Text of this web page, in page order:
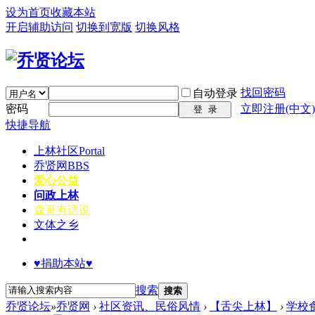
设为首页收藏本站
开启辅助访问 切换到宽版 切换风格
自动登录 找回密码
密码
登 录
立即注册(中文)
快捷导航
上林社区Portal
乔贤网BBS
爱心公益
问政上林
森哥有话说
文体之乡
♥捐助本站♥
搜索 搜索
乔贤论坛»乔贤网 › 社区资讯、民俗风情 › 【舌尖上林】 › 学校